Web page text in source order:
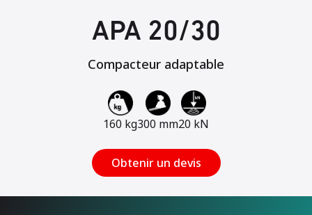
APA 20/30
Compacteur adaptable
160 kg300 mm20 kN
Obtenir un devis